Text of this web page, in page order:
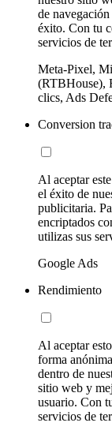
de
éxito. Con tu
servicios de
Meta-Pixel,
(RTBHouse),
clics, Ads
Conversion
Al aceptar
el éxito de
publicitaria.
encriptados
utilizas sus
Google Ads
Rendimiento
Al aceptar
forma
dentro de
sitio web y
usuario. Con
servicios de